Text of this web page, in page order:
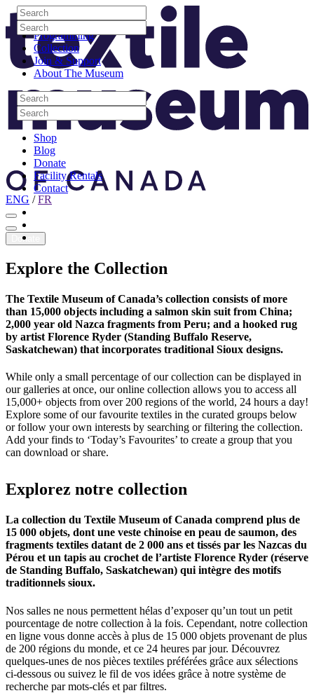
Skip to content
Visit
Programming
Collection
Join & Support
About The Museum
Search
Search
Search
Search
Shop
Blog
Donate
Facility Rentals
Contact
Youtube
Search
Search
Search
Search
Site Logo
ENG /FR
Donate
Explore the Collection
The Textile Museum of Canada’s collection consists of more
than 15,000 objects including a salmon skin suit from China;
2,000 year old Nazca fragments from Peru; and a hooked rug
by artist Florence Ryder (Standing Buffalo Reserve,
Saskatchewan) that incorporates traditional Sioux designs.
While only a small percentage of our collection can be displayed in
our galleries at once, our online collection allows you to access all
15,000+ objects from over 200 regions of the world, 24 hours a day!
Explore some of our favourite textiles in the curated groups below
or follow your own interests by searching or filtering the collection.
Add your finds to ‘Today’s Favourites’ to create a group that you
can download or share.
Explorez notre collection
La collection du Textile Museum of Canada comprend plus de
15 000 objets, dont une veste chinoise en peau de saumon, des
fragments textiles datant de 2 000 ans et tissés par les Nazcas du
Pérou et un tapis au crochet de l’artiste Florence Ryder (réserve
de Standing Buffalo, Saskatchewan) qui intègre des motifs
traditionnels sioux.
Nos salles ne nous permettent hélas d’exposer qu’un tout un petit
pourcentage de notre collection à la fois. Cependant, notre collection
en ligne vous donne accès à plus de 15 000 objets provenant de plus
de 200 régions du monde, et ce 24 heures par jour. Découvrez
quelques-unes de nos pièces textiles préférées grâce aux sélections
ci-dessous ou suivez le fil de vos idées grâce à notre système de
recherche par mots-clés et par filtres.